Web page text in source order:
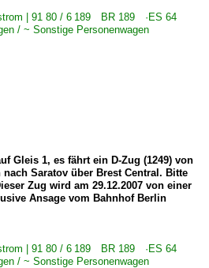
| 91 80 / 6 189 BR 189 ·ES 64
/ ~ Sonstige Personenwagen
Gleis 1, es fährt ein D-Zug (1249) von
Saratov über Brest Central. Bitte
Zug wird am 29.12.2007 von einer
Ansage vom Bahnhof Berlin
| 91 80 / 6 189 BR 189 ·ES 64
/ ~ Sonstige Personenwagen